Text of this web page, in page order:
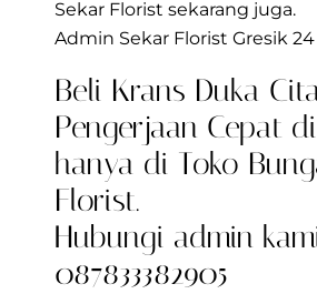
Sekar Florist sekarang juga.
Admin Sekar Florist Gresik
Beli Krans Duka
Pengerjaan Cepat
hanya di Toko
Florist.
Hubungi admin
087833382905